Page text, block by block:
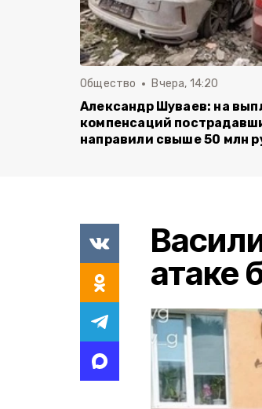
Общество Вчера, 14:20
Александр Шуваев: на
компенсаций
направили свыше 50 млн
атаке